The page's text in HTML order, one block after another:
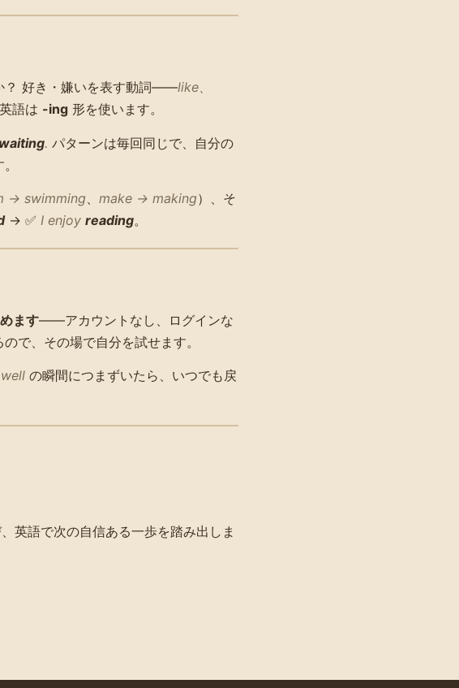
？ 好き・嫌いを表す動詞——like、
語は -ing 形を使います。
. パターンは毎回同じで、自分の
→ swimming、 make → making）、そ
→ ✅ I enjoy reading。
ます——アカウントなし、ログインな
で、その場で自分を試せます。
well の瞬間につまずいたら、いつでも戻
英語で次の自信ある一歩を踏み出しま